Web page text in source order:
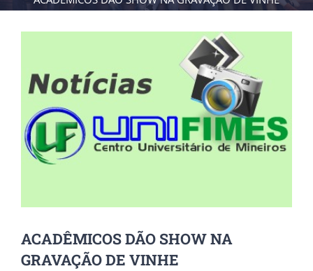
ACADÊMICOS DÃO SHOW NA
GRAVAÇÃO DE VINHE